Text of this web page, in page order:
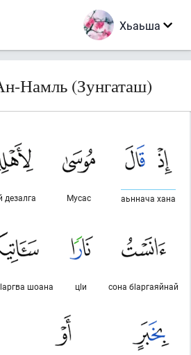
Хьаьша
Намль (Зунгаташ)
аьннача хана
Мусас
дезалга
сона бlаргаяйнай
цlи
шоана